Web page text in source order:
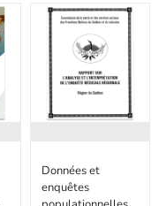
Données et
enquêtes